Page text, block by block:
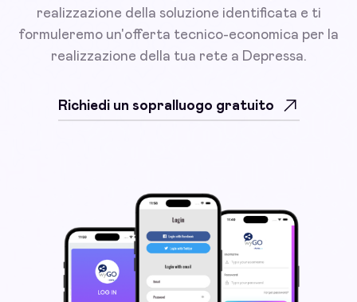
realizzazione della soluzione identificata e ti
formuleremo un'offerta tecnico-economica per la
realizzazione della tua rete a Depressa.
Richiedi un sopralluogo gratuito